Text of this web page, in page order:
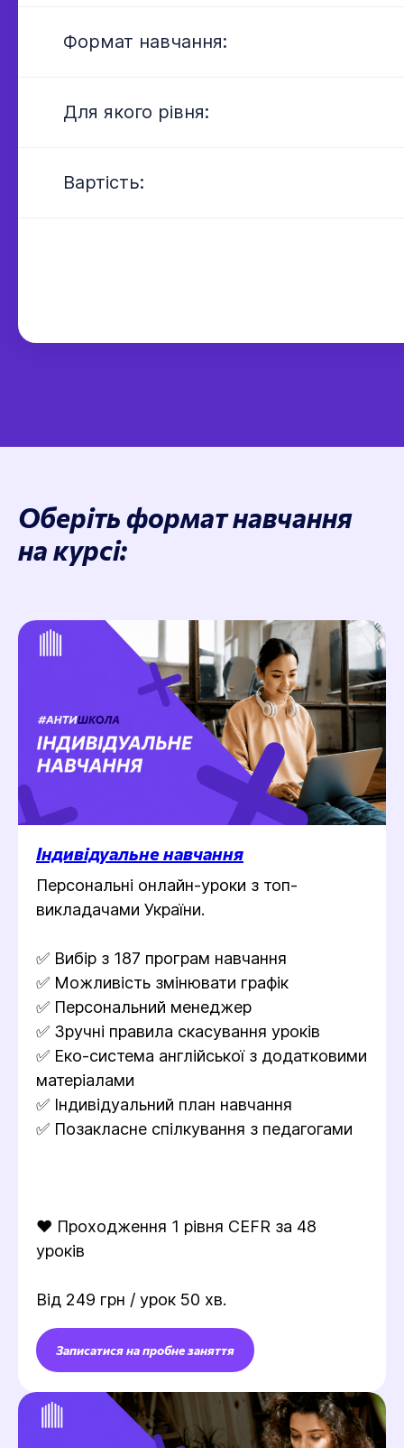
Формат навчання:
Для якого рівня:
Вартість:
Оберіть формат навчання
на курсі:
Індивідуальне навчання
Персональні онлайн-уроки з топ-
викладачами України.
✅ Вибір з 187 програм навчання
✅ Можливість змінювати графік
✅ Персональний менеджер
✅ Зручні правила скасування уроків
✅ Еко-система англійської з додатковими
матеріалами
✅ Індивідуальний план навчання
✅ Позакласне спілкування з педагогами
❤️ Проходження 1 рівня CEFR за 48
уроків
Від 249 грн / урок 50 хв.
Записатися на пробне заняття